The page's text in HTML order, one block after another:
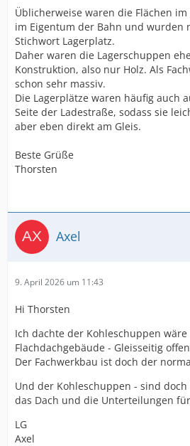
Üblicherweise waren die Flächen
im Eigentum der Bahn und wurden
Stichwort Lagerplatz.
Daher waren die Lagerschuppen
Konstruktion, also nur Holz. Als
schon sehr massiv.
Die Lagerplätze waren häufig auch
Seite der Ladestraße, sodass sie
aber eben direkt am Gleis.
Beste Grüße
Thorsten
Axel
9. April 2026 um 11:43
Hi Thorsten
Ich dachte der Kohleschuppen wäre
Flachdachgebäude - Gleisseitig
Der Fachwerkbau ist doch der
Und der Kohleschuppen - sind
das Dach und die Unterteilungen
LG
Axel